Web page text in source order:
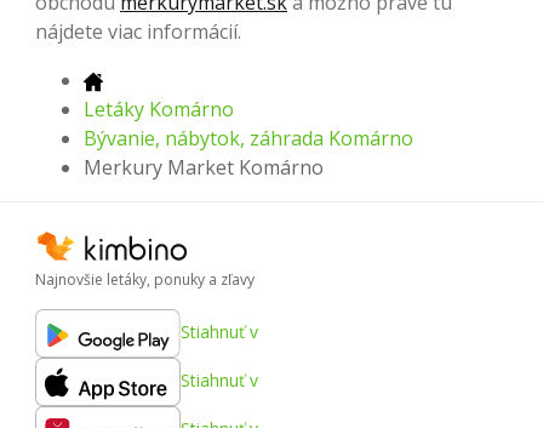
nájdete viac informácií.
Letáky Komárno
Bývanie, nábytok, záhrada Komárno
Merkury Market Komárno
Najnovšie letáky, ponuky a zľavy
Stiahnuť v
Stiahnuť v